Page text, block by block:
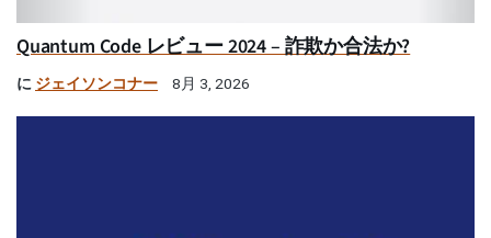
Quantum Code レビュー 2024 – 詐欺か合法か?
に ジェイソンコナー 8月 3, 2026